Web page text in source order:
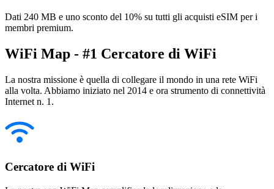
Dati 240 MB e uno sconto del 10% su tutti gli acquisti eSIM per i
membri premium.
WiFi Map - #1 Cercatore di WiFi
La nostra missione è quella di collegare il mondo in una rete WiFi
alla volta. Abbiamo iniziato nel 2014 e ora strumento di connettività
Internet n. 1.
Cercatore di WiFi